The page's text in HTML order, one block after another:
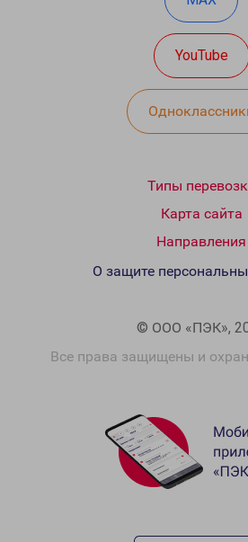
YouTube
Типы
Карта сайта
Направления
© ООО «ПЭК»,
Все права защищены и
О защите